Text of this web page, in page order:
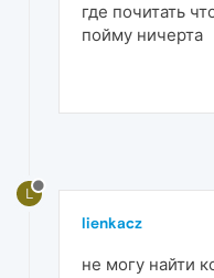
где почитать
пойму ничерта
L
lienkacz
не могу найти